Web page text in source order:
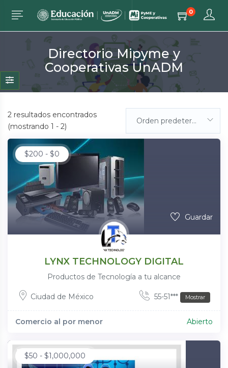
0
Directorio Mipyme y
Cooperativas UnADM
2 resultados encontrados
(mostrando 1 - 2)
Orden predeterminada
$200 - $0
Guardar
LYNX TECHNOLOGY DIGITAL
Productos de Tecnología a tu alcance
Ciudad de México 55-51*** Mostrar
Comercio al por menor Abierto
$50 - $1,000,000